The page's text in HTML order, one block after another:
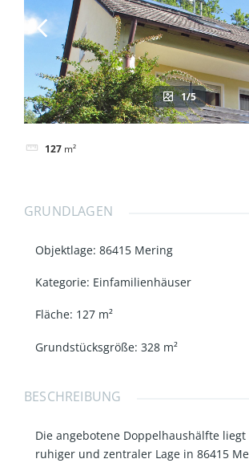
1/5
127 m²
GRUNDLAGEN
Objektlage: 86415 Mering
Kategorie: Einfamilienhäuser
Fläche: 127 m²
Grundstücksgröße: 328 m²
BESCHREIBUNG
Die angebotene Doppelhaushälfte
ruhiger und zentraler Lage in 86415